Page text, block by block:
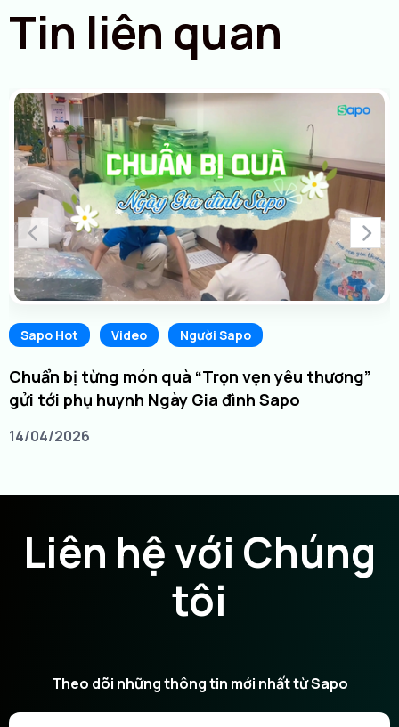
Tin liên quan
Sapo Hot Video Người Sapo
Chuẩn bị từng món quà “Trọn vẹn yêu thương”
gửi tới phụ huynh Ngày Gia đình Sapo
14/04/2026
Liên hệ với Chúng
tôi
Theo dõi những thông tin mới nhất từ Sapo